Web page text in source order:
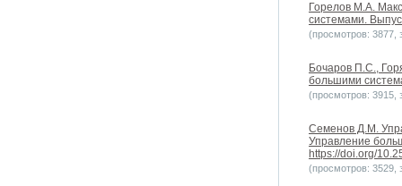
Горелов М.А.
системами.
(просмотров: 3877,
Бочаров П.С.,
большими
(просмотров: 3915,
Семенов Д.М.
Управление
https://doi.org/
(просмотров: 3529,